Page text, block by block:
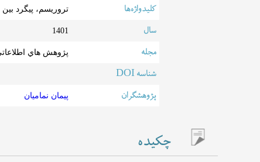
کلیدواژه‌ها تروریسم، پیگرد
سال 1401
مجله پژوهش هاي
شناسه DOI
پژوهشگران
پیمان نمامیان
چکیده